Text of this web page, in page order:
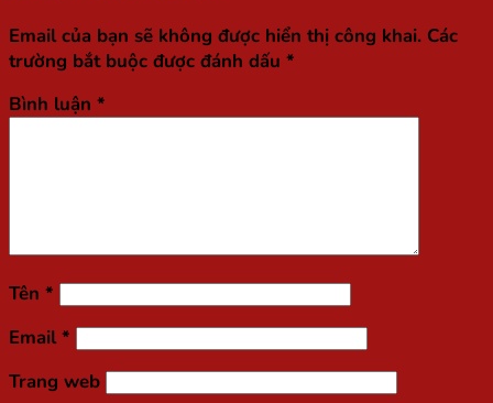
Email của bạn sẽ không được hiển thị công khai. Các
trường bắt buộc được đánh dấu *
Bình luận *
Tên *
Email*
Trang web